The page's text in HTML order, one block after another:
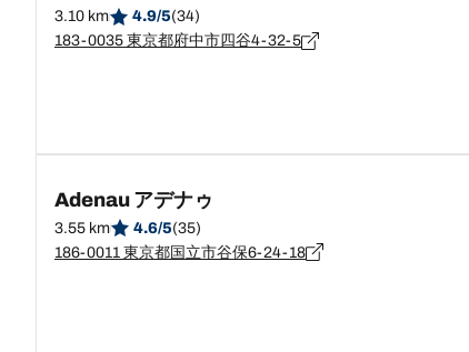
3.10 km 4.9/5(34)
183-0035 東京都府中市四谷4-32-5
Adenau アデナゥ
3.55 km 4.6/5(35)
186-0011 東京都国立市谷保6-24-18